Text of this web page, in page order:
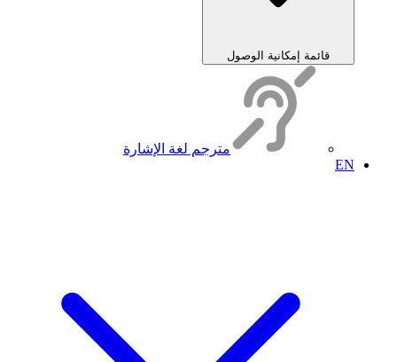
قائمة إمكانية الوصول
مترجم لغة الإشارة
EN